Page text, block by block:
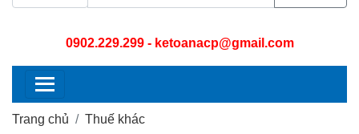
0902.229.299- ketoanacp@gmail.com
Trang chủ Thuế khác